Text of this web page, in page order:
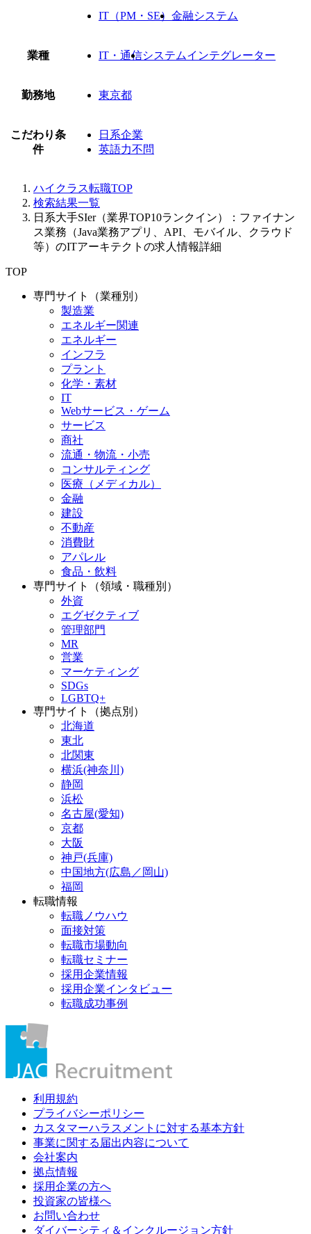
IT（PM・SE） 金融システム
業種 IT・通信システムインテグレーター
勤務地 東京都
こだわり条
件
日系企業
英語力不問
ハイクラス転職TOP
検索結果一覧
日系大手SIer（業界TOP10ランクイン）：ファイナン
ス業務（Java業務アプリ、API、モバイル、クラウド
等）のITアーキテクトの求人情報詳細
TOP
専門サイト（業種別）
製造業
エネルギー関連
エネルギー
インフラ
プラント
化学・素材
IT
Webサービス・ゲーム
サービス
商社
流通・物流・小売
コンサルティング
医療（メディカル）
金融
建設
不動産
消費財
アパレル
食品・飲料
専門サイト（領域・職種別）
外資
エグゼクティブ
管理部門
MR
営業
マーケティング
SDGs
LGBTQ+
専門サイト（拠点別）
北海道
東北
北関東
横浜(神奈川)
静岡
浜松
名古屋(愛知)
京都
大阪
神戸(兵庫)
中国地方(広島／岡山)
福岡
転職情報
転職ノウハウ
面接対策
転職市場動向
転職セミナー
採用企業情報
採用企業インタビュー
転職成功事例
利用規約
プライバシーポリシー
カスタマーハラスメントに対する基本方針
事業に関する届出内容について
会社案内
拠点情報
採用企業の方へ
投資家の皆様へ
お問い合わせ
ダイバーシティ＆インクルージョン方針